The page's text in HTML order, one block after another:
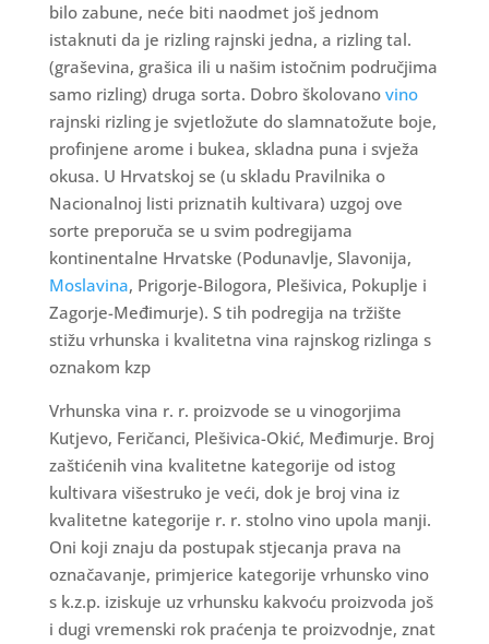
bilo zabune, neće biti naodmet još jednom
istaknuti da je rizling rajnski jedna, a rizling tal.
(graševina, grašica ili u našim istočnim područjima
samo rizling) druga sorta. Dobro školovano vino
rajnski rizling je svjetložute do slamnatožute boje,
profinjene arome i bukea, skladna puna i svježa
okusa. U Hrvatskoj se (u skladu Pravilnika o
Nacionalnoj listi priznatih kultivara) uzgoj ove
sorte preporuča se u svim podregijama
kontinentalne Hrvatske (Podunavlje, Slavonija,
Moslavina, Prigorje-Bilogora, Plešivica, Pokuplje i
Zagorje-Međimurje). S tih podregija na tržište
stižu vrhunska i kvalitetna vina rajnskog rizlinga s
oznakom kzp
Vrhunska vina r. r. proizvode se u vinogorjima
Kutjevo, Feričanci, Plešivica-Okić, Međimurje. Broj
zaštićenih vina kvalitetne kategorije od istog
kultivara višestruko je veći, dok je broj vina iz
kvalitetne kategorije r. r. stolno vino upola manji.
Oni koji znaju da postupak stjecanja prava na
označavanje, primjerice kategorije vrhunsko vino
s k.z.p. iziskuje uz vrhunsku kakvoću proizvoda još
i dugi vremenski rok praćenja te proizvodnje, znat